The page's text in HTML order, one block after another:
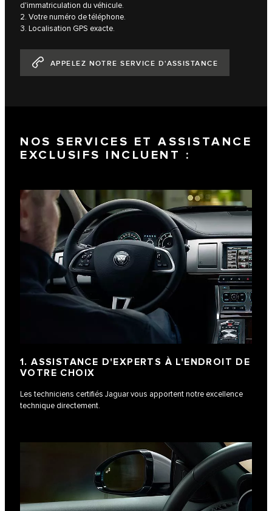
d'immatriculation du véhicule.
2. Votre numéro de téléphone.
3. Localisation GPS exacte.
APPELEZ NOTRE SERVICE D'ASSISTANCE
NOS SERVICES ET ASSISTANCE
EXCLUSIFS INCLUENT :
1. ASSISTANCE D'EXPERTS À L'ENDROIT DE
VOTRE CHOIX
Les techniciens certifiés Jaguar vous apportent notre excellence
technique directement.